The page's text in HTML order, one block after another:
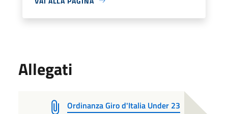
Allegati
Ordinanza Giro d'Italia Under 23